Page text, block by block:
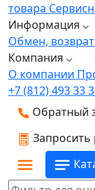
товара
Информация
Обмен,
Компания
О компании
+7 (812) 493 33
Обратный
Запросить